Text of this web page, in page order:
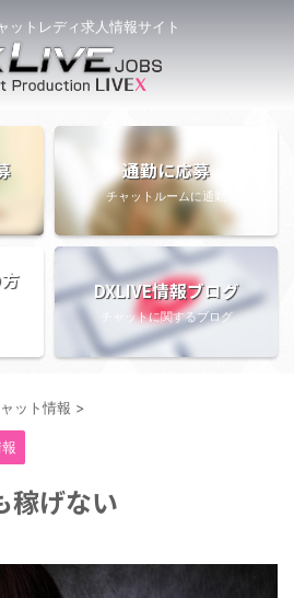
ットレディ求人情報サイト
通勤に応募
チャットルームに通勤
DXLIVE情報ブログ
チャットに関するブログ
ット情報 >
稼げない